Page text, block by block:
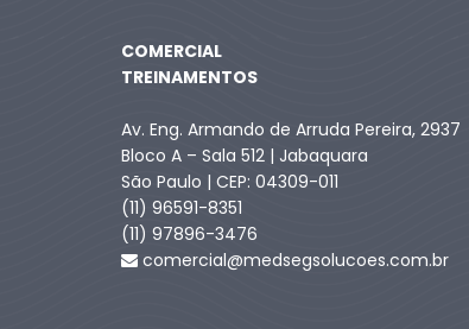
COMERCIAL
TREINAMENTOS
Av. Eng. Armando de Arruda Pereira, 2937
Bloco A – Sala 512 | Jabaquara
São Paulo | CEP: 04309-011
(11) 96591-8351
(11) 97896-3476
comercial@medsegsolucoes.com.br